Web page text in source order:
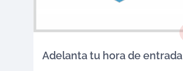
Adelanta tu hora de entrada